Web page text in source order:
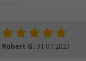
Robert G. 31.07.2021